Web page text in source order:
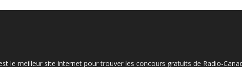
le meilleur site internet pour trouver les concours gratuits de Radio-